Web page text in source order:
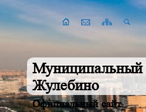
Муниципальный
Жулебино
Официальный сайт